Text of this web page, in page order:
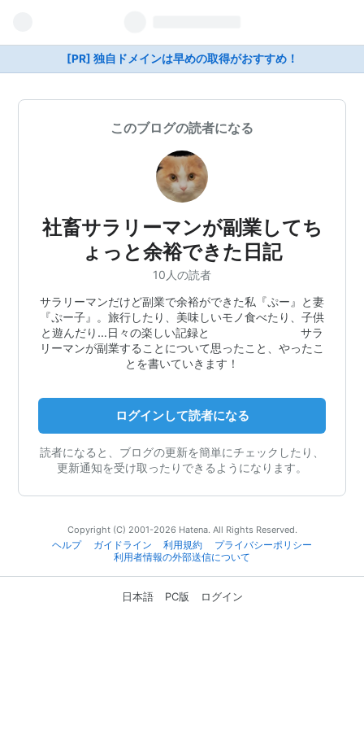
[PR] 独自ドメインは早めの取得がおすすめ！
このブログの読者になる
社畜サラリーマンが副業してち
ょっと余裕できた日記
10人の読者
サラリーマンだけど副業で余裕ができた私『ぷー』と妻
『ぷー子』。旅行したり、美味しいモノ食べたり、子供
と遊んだり…日々の楽しい記録と サラ
リーマンが副業することについて思ったこと、やったこ
とを書いていきます！
ログインして読者になる
読者になると、ブログの更新を簡単にチェックしたり、
更新通知を受け取ったりできるようになります。
Copyright (C) 2001-2026 Hatena. All Rights Reserved.
ヘルプ
ガイドライン 利用規約
プライバシーポリシー
利用者情報の外部送信について
日本語 PC版 ログイン